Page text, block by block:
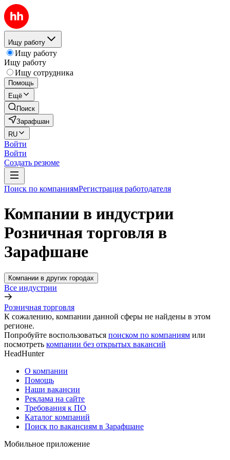
Ищу работу
Ищу работу
Ищу работу
Ищу сотрудника
Помощь
Ещё
Поиск
Зарафшан
RU
Войти
Войти
Создать резюме
Поиск по компаниямРегистрация работодателя
Компании в индустрии
Розничная торговля в
Зарафшане
Компании в других городах
Все индустрии
Розничная торговля
К сожалению, компании данной сферы не найдены в этом
регионе.
Попробуйте воспользоваться поиском по компаниям или
посмотреть компании без открытых вакансий
HeadHunter
О компании
Помощь
Наши вакансии
Реклама на сайте
Требования к ПО
Каталог компаний
Поиск по вакансиям в Зарафшане
Мобильное приложение